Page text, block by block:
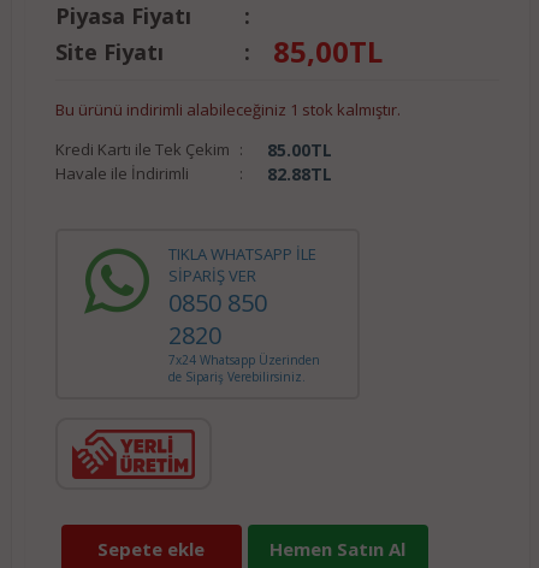
Piyasa Fiyatı
:
Site Fiyatı
: 85,00TL
Bu ürünü indirimli alabileceğiniz 1 stok kalmıştır.
Kredi Kartı ile Tek Çekim : 85.00TL
Havale ile İndirimli : 82.88TL
TIKLA WHATSAPP İLE
SİPARİŞ VER
0850 850
2820
7x24 Whatsapp Üzerinden
de Sipariş Verebilirsiniz.
Sepete ekle Hemen Satın Al